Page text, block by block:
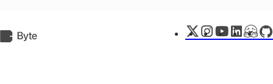
Byte.de
X Instagram
YouTube
LinkedIn
Face